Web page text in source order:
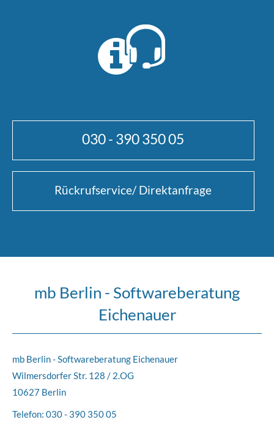
030 - 390 350 05
Rückrufservice/ Direktanfrage
mb Berlin - Softwareberatung
Eichenauer
mb Berlin - Softwareberatung Eichenauer
Wilmersdorfer Str. 128 / 2.OG
10627 Berlin
Telefon: 030 - 390 350 05